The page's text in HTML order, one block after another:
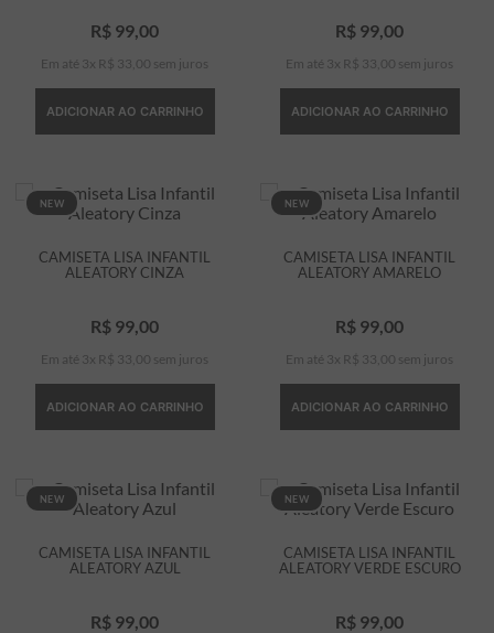
R$ 99 00
Em até 3 x R$ 33 00 sem juros
ADICIONAR AO CARRINHO
R$ 99 00
Em até 3 x R$ 33 00 sem juros
ADICIONAR AO CARRINHO
NEW
CAMISETA LISA INFANTIL
ALEATORY CINZA
R$ 99 00
Em até 3 x R$ 33 00 sem juros
ADICIONAR AO CARRINHO
NEW
CAMISETA LISA INFANTIL
ALEATORY AMARELO
R$ 99 00
Em até 3 x R$ 33 00 sem juros
ADICIONAR AO CARRINHO
NEW
CAMISETA LISA INFANTIL
ALEATORY AZUL
R$ 99 00
NEW
CAMISETA LISA INFANTIL
ALEATORY VERDE ESCURO
R$ 99 00